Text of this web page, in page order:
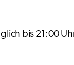
bis 21:00